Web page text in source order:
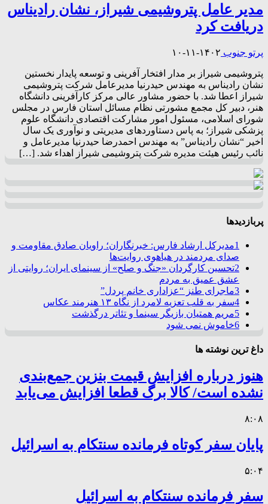
مدیر عامل پتروشیمی شیراز، نشان رادیناس
دریافت کرد
پرتو جنوب ۱۴۰۲-۱۱-۱۰
پتروشیمی شیراز بر مدار افتخار آفرینی و توسعه پایدار نخستین
نشان رادیناس به مهندس حیدرنیا مدیرعامل شرکت پتروشیمی
شیراز اعطا شد. با حضور مشاور عالی مرکز کارآفرینی دانشگاه
هنر، دبیر کل مجمع مشورتی نظام مسائل استان فارس در مجلس
شورای اسلامی، مسئول امور مشارکت اقتصادی دانشگاه علوم
پزشکی شیراز؛ به پاس دستاوردهای مدیریتی و نوآوری یک سال
اخیر “نشان رادیناس” به مهندس احمدرضا حیدرنیا مدیرعامل و
نائب رئیس هیئت مدیره شرکت پتروشیمی شیراز اهداء شد. […]
پربازدیدها
1مدیرکل ارشاد فارس: خبرنگاران؛ راویان صادق مقاومت و
صدای مردمند در هیاهوی روایت‌ها
2تحسین کارگردان «جنگ و صلح» از سینمای ایران؛ روایتی از
عشق عمیق به مردم
3ماجرای طنز “عزاداری خانم پردل”
4سفر به قلب تعزیه لامرد از نگاه ۱۳ هنرمند عکاس
5مریم همتیان بازیگر سینما و تئاتر درگذشت
6خاموش نمی شود
داغ ترین نوشته ها
هنوز درباره افزایش قیمت بنزین جمع‌بندی
نشده است/ کالا برگ قطعا افزایش می‌یابد
۸:۰۸
پایان سفر کوتاه فرمانده سنتکام به اسرائیل
۵:۰۴
سفر فرمانده سنتکام به اسرائیل